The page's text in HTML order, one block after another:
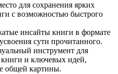
для сохранения ярких
с возможностью быстрого
инсайты книги в формате
сути прочитанного.
инструмент для
и ключевых идей,
общей картины.